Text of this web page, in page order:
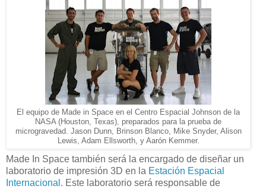
El equipo de Made in Space en el Centro Espacial Johnson de la
NASA (Houston, Texas) , preparados para la prueba de
microgravedad
Jason Dunn, Brinson Blanco, Mike Snyder, Alison
Lewis , Adam Ellsworth, y Aarón Kemmer.
Made In Space también será la encargado de diseñar un
laboratorio de impresión 3D en la Estación Espacial
Internacional. Este laboratorio será responsable de